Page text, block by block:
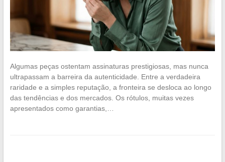
Algumas peças ostentam assinaturas prestigiosas, mas nunca
ultrapassam a barreira da autenticidade. Entre a verdadeira
raridade e a simples reputação, a fronteira se desloca ao longo
das tendências e dos mercados. Os rótulos, muitas vezes
apresentados como garantias,…